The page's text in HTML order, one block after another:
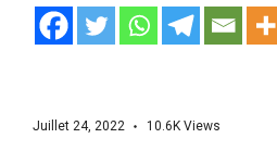
Juillet 24, 2022 10.6K Views